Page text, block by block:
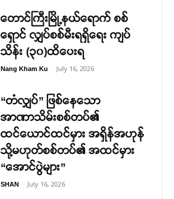
တောင်ကြီးမြို့နယ်ရောက် စစ်
ရှောင် လျှပ်စစ်မီးရရှိရေး ကျပ်
သိန်း (၃၀)ထိပေးရ
Nang Kham Ku - July 16, 2026
“တံလျှပ်” ဖြစ်နေသော
အာဏာသိမ်းစစ်တပ်၏
ထင်ယောင်ထင်မှား အရှိန်အဟုန်
သို့မဟုတ်စစ်တပ်၏ အထင်မှား
“အောင်ပွဲများ”
SHAN - July 16, 2026